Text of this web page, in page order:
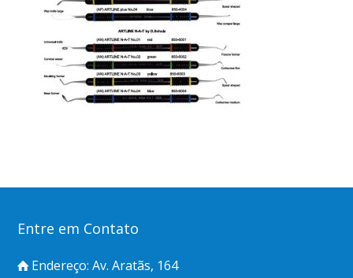
Entre em Contato
Endereço: Av. Aratãs, 164